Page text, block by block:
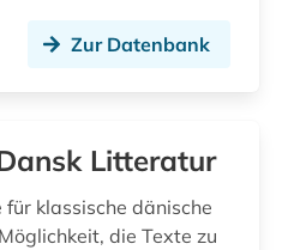
Zur Datenbank
Litteratur
klassische dänische
die Texte zu